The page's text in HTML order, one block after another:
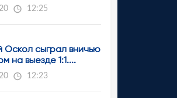
12:25
Оскол сыграл вничью
на выезде 1:1....
12:23